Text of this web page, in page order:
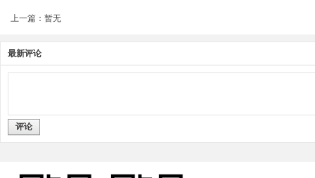
上一篇：暂无
最新评论
评论